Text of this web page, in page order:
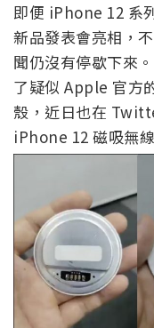
即便 iPhone 12 系
新品發表會亮相，
聞仍沒有停歇下來
了疑似 Apple 官方
殼，近日也在
iPhone 12 磁吸無